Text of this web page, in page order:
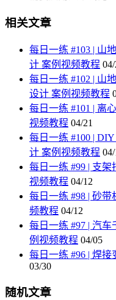
相关文章
每日一练 #103 | 山
计 案例视频教程
每日一练 #102 | 山
设计 案例视频教程
每日一练 #101 | 离
视频教程 04/21
每日一练 #100 |
计 案例视频教程
每日一练 #99 | 支架
视频教程 04/12
每日一练 #98 | 砂带
频教程 04/12
每日一练 #97 | 汽车
例视频教程 04/05
每日一练 #96 | 焊接
03/30
随机文章